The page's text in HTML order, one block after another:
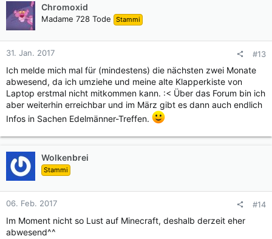
Chromoxid
Madame 728 Tode Stammi
31. Jan. 2017 #13
Ich melde mich mal für (mindestens) die nächsten zwei Monate
abwesend, da ich umziehe und meine alte Klapperkiste von
Laptop erstmal nicht mitkommen kann. :< Über das Forum bin ich
aber weiterhin erreichbar und im März gibt es dann auch endlich
Infos in Sachen Edelmänner-Treffen.
Wolkenbrei
Stammi
06. Feb. 2017 #14
Im Moment nicht so Lust auf Minecraft, deshalb derzeit eher
abwesend^^